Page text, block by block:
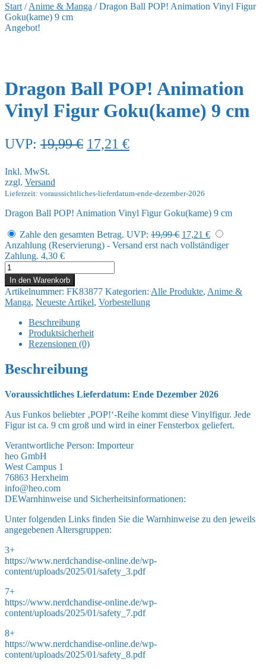
Start /Anime & Manga /Dragon Ball POP! Animation Vinyl Figur
Goku(kame) 9 cm
Angebot!
Dragon Ball POP! Animation
Vinyl Figur Goku(kame) 9 cm
UVP: 19,99€ Ursprünglicher
19,99 €
17,21 €Aktueller
17,21 €.
Inkl. MwSt.
zzgl. Versand
Lieferzeit: voraussichtliches-lieferdatum-ende-dezember-2026
Dragon Ball POP! Animation Vinyl Figur Goku(kame) 9 cm
Zahle den gesamten Betrag. UVP: 19,99€ Ursprünglicher
Preis
17,21 €Aktueller
Preis
Anzahlung (Reservierung) - Versand erst nach vollständiger
Zahlung. 4,30 €
Dragon
Ball
POP!
Animation
Vinyl
Figur
Goku(kame)
Menge
In den Warenkorb
Artikelnummer: FK83877 Kategorien: Alle Produkte, Anime &
Manga, Neueste Artikel, Vorbestellung
Beschreibung
Produktsicherheit
Rezensionen (0)
Beschreibung
Voraussichtliches Lieferdatum: Ende Dezember 2026
Aus Funkos beliebter ‚POP!‘-Reihe kommt diese Vinylfigur. Jede
Figur ist ca. 9 cm groß und wird in einer Fensterbox geliefert.
Verantwortliche Person: Importeur
heo GmbH
West Campus 1
76863 Herxheim
info@heo.com
DEWarnhinweise und Sicherheitsinformationen:
Unter folgenden Links finden Sie die Warnhinweise zu den jeweils
angegebenen Altersgruppen:
3+
https://www.nerdchandise-online.de/wp-
content/uploads/2025/01/safety_3.pdf
7+
https://www.nerdchandise-online.de/wp-
content/uploads/2025/01/safety_7.pdf
8+
https://www.nerdchandise-online.de/wp-
content/uploads/2025/01/safety_8.pdf